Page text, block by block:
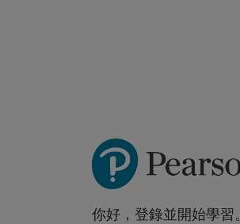
你好，登錄並開始學習。